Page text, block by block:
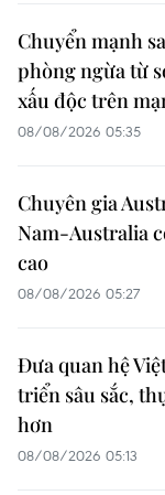
Chuyển mạnh
phòng ngừa từ
xấu độc trên
08/08/2026 05:35
Chuyên gia
Nam-Australia
cao
08/08/2026 05:27
Đưa quan hệ
triển sâu sắc,
hơn
08/08/2026 05:13